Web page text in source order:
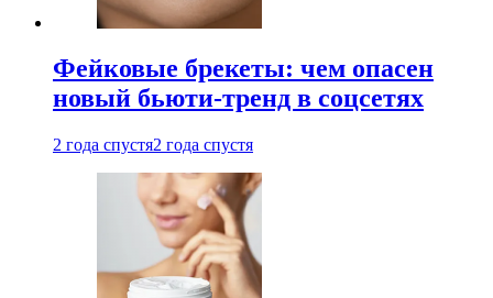
Фейковые брекеты: чем опасен
новый бьюти-тренд в соцсетях
2 года спустя2 года спустя